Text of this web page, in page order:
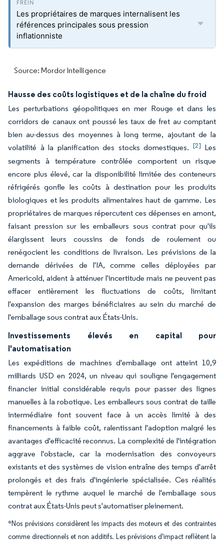
Les propriétaires de marques internalisent les
références principales sous pression
inflationniste
Source: Mordor Intelligence
Hausse des coûts logistiques et de la chaîne du froid
Les perturbations géopolitiques en mer Rouge et dans les
corridors de canaux ont poussé les taux de fret au comptant
bien au-dessus des moyennes à long terme, ajoutant de la
volatilité à la planification des stocks domestiques. [2] Les
segments à température contrôlée comportent un risque
encore plus élevé, car la disponibilité limitée des conteneurs
réfrigérés gonfle les coûts à destination pour les produits
biologiques et les produits alimentaires haut de gamme. Les
propriétaires de marques répercutent ces dépenses en amont,
faisant pression sur les emballeurs sous contrat pour qu'ils
élargissent leurs coussins de fonds de roulement ou
renégocient les conditions de livraison. Les prévisions de la
demande dérivées de l'IA, comme celles déployées par
Americold, aident à atténuer l'incertitude mais ne peuvent pas
effacer entièrement les fluctuations de coûts, limitant
l'expansion des marges bénéficiaires au sein du marché de
l'emballage sous contrat aux États-Unis.
Investissements élevés en capital pour
l'automatisation
Les expéditions de machines d'emballage ont atteint 10,9
milliards USD en 2024, un niveau qui souligne l'engagement
financier initial considérable requis pour passer des lignes
manuelles à la robotique. Les emballeurs sous contrat de taille
intermédiaire font souvent face à un accès limité à des
financements à faible coût, ralentissant l'adoption malgré les
avantages d'efficacité reconnus. La complexité de l'intégration
aggrave l'obstacle, car la modernisation des convoyeurs
existants et des systèmes de vision entraîne des temps d'arrêt
prolongés et des frais d'ingénierie spécialisée. Ces réalités
tempèrent le rythme auquel le marché de l'emballage sous
contrat aux États-Unis peut s'automatiser pleinement.
*Nos prévisions considèrent les impacts des moteurs et des contraintes
comme directionnels et non additifs. Les prévisions d'impact reflètent la